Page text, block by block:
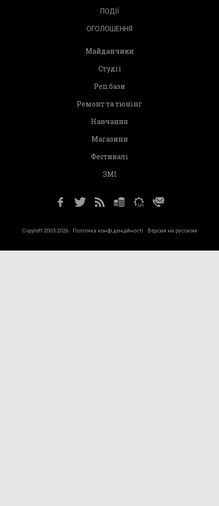
ПОДІЇ
ОГОЛОШЕННЯ
Майданчики
Студії
Реп.бази
Ремонт та тюнінг
Навчання
Магазини
Фестивалі
ЗМІ
Copyleft 2003-2026 · Політика конфіденційності · Версия на русском